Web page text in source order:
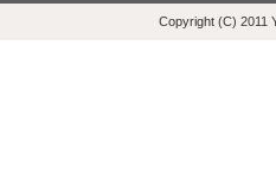
Copyright (C) 2011